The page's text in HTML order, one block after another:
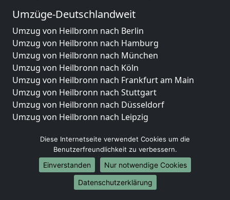
Umzüge-Deutschlandweit
Umzug von Heilbronn nach Berlin
Umzug von Heilbronn nach Hamburg
Umzug von Heilbronn nach München
Umzug von Heilbronn nach Köln
Umzug von Heilbronn nach Frankfurt am Main
Umzug von Heilbronn nach Stuttgart
Umzug von Heilbronn nach Düsseldorf
Umzug von Heilbronn nach Leipzig
Umzug von Heilbronn nach Essen
Umzug von Heilbronn nach Bremen
Umzug von Heilbronn nach Dresden
Umzug von Heilbronn nach Hannover
Umzug von Heilbronn nach Nürnberg
Diese Internetseite verwendet Cookies um die
Benutzerfreundlichkeit zu verbessern.
Einverstanden
Nur notwendige Cookies
Datenschutzerklärung